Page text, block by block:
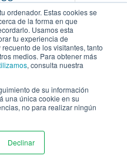
ordenador. Estas cookies se
de la forma en que
Usamos esta
tu experiencia de
de los visitantes, tanto
medios. Para obtener más
, consulta nuestra
de su información
una única cookie en su
no para realizar ningún
Declinar
PARA LEER